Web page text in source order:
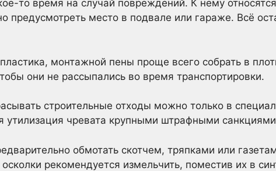
то время на случай повреждений. К нему
предусмотреть место в подвале или гараже. Всё
монтажной пены проще всего собрать в
они не рассыпались во время транспортировки.
строительные отходы можно только в
утилизация чревата крупными штрафными
обмотать скотчем, тряпками или
рекомендуется измельчить, поместив их в